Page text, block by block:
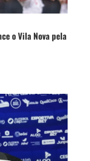
o Vila Nova pela